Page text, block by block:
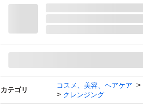
- タイプ: エコパック（詰め替え用）
- 香り: ピースフルオレンジ
ご覧いただきありがとうございます。
カテゴリ
コスメ、美容、ヘアケア
クレンジング